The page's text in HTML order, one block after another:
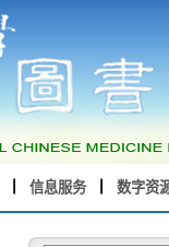
信息服务 数字资